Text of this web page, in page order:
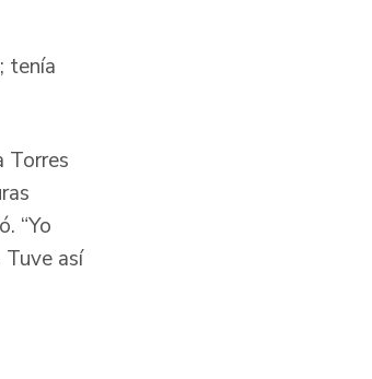
tenía
Torres
“Yo
así